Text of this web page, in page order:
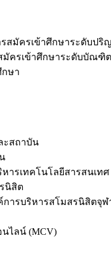
รสมัครเข้าศึกษาระดับป
มัครเข้าศึกษาระดับบัณฑิ
กษา
ะสถาบัน
ารเทคโนโลยีสารสนเทศ
นิสิต
การบริหารสโมสรนิสิตจุฬ
ไลน์ (MCV)